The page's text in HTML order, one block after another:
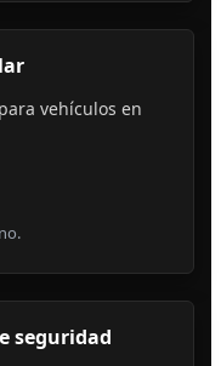
vehículos en
seguridad